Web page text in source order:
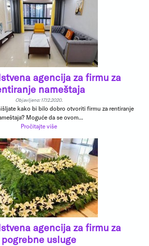
agencija za firmu za
nameštaja
Objavljeno: 17.12.2020.
kako bi bilo dobro otvoriti firmu za rentiranje
Moguće da se ovom...
Pročitajte više
agencija za firmu za
pogrebne usluge